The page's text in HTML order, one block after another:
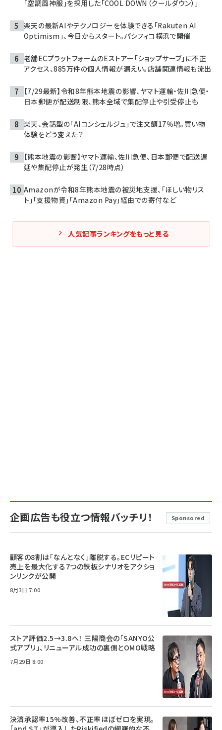
「空調風神服」を採用した「COOL DOWN（クールダウン）」
楽天の最新AIやテクノロジーを体験できる「Rakuten AI
Optimism」、今日からスタート。パシフィコ横浜で開催
老舗ECプラットフォームのEストアー「ショップサーブ」に不正
アクセス、885万件の個人情報が漏えい。店舗関連情報も流出
【7/29最新】令和8年熊本地震の影響、ヤマト運輸・佐川急便・
日本郵便が配送制限、熊本全域で集配停止や引受停止も
楽天、会話型の「AIコンシェルジュ」で注文額17％増。買い物
体験をどう変えた？
【熊本地震の影響】ヤマト運輸、佐川急便、日本郵便で配送遅
延や集配停止が発生（7/28時点）
Amazonが令和8年熊本地震の被災地支援、「ほしい物リス
ト」「支援物資」「Amazon Pay」経由での寄付など
人気記事ランキングをもっと見る
企画広告も役立つ情報バッチリ！ Sponsored
顧客の8割は「なんとなく」離脱する。ECリピート
売上を最大化する7つの鉄板シナリオをアクショ
ンリンクが公開
8月3日 7:00
ストア評価2.5→3.8へ！ 三陽商会の「SANYO公
式アプリ」、リニューアル成功の裏側とOMO戦略
7月29日 8:00
決済承認率15%改善、不正率ほぼゼロを実現。